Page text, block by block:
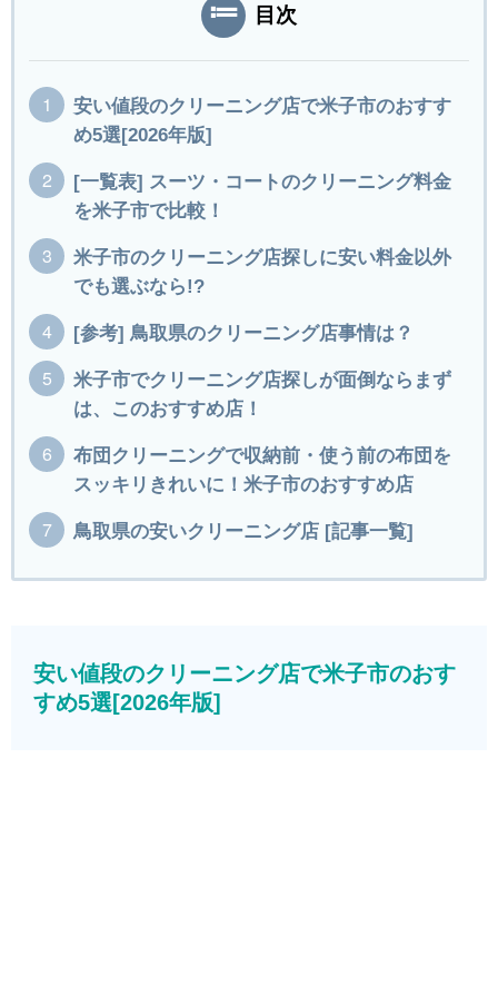
目次
安い値段のクリーニング店で米子市のおすす
め5選[2026年版]
[一覧表] スーツ・コートのクリーニング料金
を米子市で比較！
米子市のクリーニング店探しに安い料金以外
でも選ぶなら!?
[参考] 鳥取県のクリーニング店事情は？
米子市でクリーニング店探しが面倒ならまず
は、このおすすめ店！
布団クリーニングで収納前・使う前の布団を
スッキリきれいに！米子市のおすすめ店
鳥取県の安いクリーニング店 [記事一覧]
安い値段のクリーニング店で米子市のおす
すめ5選[2026年版]